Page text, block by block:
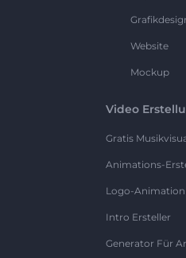
Website
Mockup
Video
Gratis
Animations-
Logo-Animation
Intro Ersteller
Generator Für